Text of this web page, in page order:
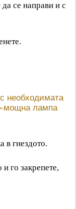
се направи и с
необходимата
мощна лампа
в гнездото.
го закрепете,